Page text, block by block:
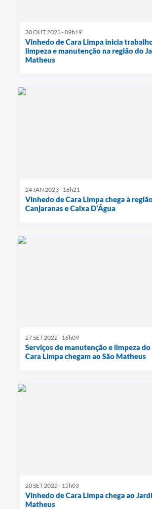
30 OUT 2023 - 09h19
Vinhedo de Cara Limpa inicia
limpeza e manutenção na região do
Matheus
24 JAN 2023 - 16h21
Vinhedo de Cara Limpa chega à
Canjaranas e Caixa D’Água
27 SET 2022 - 16h09
Serviços de manutenção e limpeza
Cara Limpa chegam ao São Matheus
20 SET 2022 - 15h03
Vinhedo de Cara Limpa chega ao
Matheus